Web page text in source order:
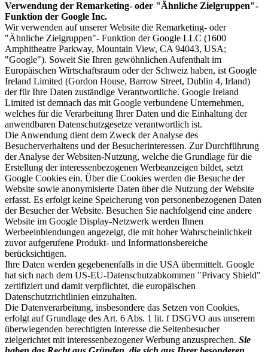
Verwendung der Remarketing- oder "Ähnliche Zielgruppen"-
Funktion der Google Inc.
Wir verwenden auf unserer Website die Remarketing- oder
"Ähnliche Zielgruppen"- Funktion der Google LLC (1600
Amphitheatre Parkway, Mountain View, CA 94043, USA;
"Google"). Soweit Sie Ihren gewöhnlichen Aufenthalt im
Europäischen Wirtschaftsraum oder der Schweiz haben, ist Google
Ireland Limited (Gordon House, Barrow Street, Dublin 4, Irland)
der für Ihre Daten zuständige Verantwortliche. Google Ireland
Limited ist demnach das mit Google verbundene Unternehmen,
welches für die Verarbeitung Ihrer Daten und die Einhaltung der
anwendbaren Datenschutzgesetze verantwortlich ist.
Die Anwendung dient dem Zweck der Analyse des
Besucherverhaltens und der Besucherinteressen. Zur Durchführung
der Analyse der Websiten-Nutzung, welche die Grundlage für die
Erstellung der interessenbezogenen Werbeanzeigen bildet, setzt
Google Cookies ein. Über die Cookies werden die Besuche der
Website sowie anonymisierte Daten über die Nutzung der Website
erfasst. Es erfolgt keine Speicherung von personenbezogenen Daten
der Besucher der Website. Besuchen Sie nachfolgend eine andere
Website im Google Display-Netzwerk werden Ihnen
Werbeeinblendungen angezeigt, die mit hoher Wahrscheinlichkeit
zuvor aufgerufene Produkt- und Informationsbereiche
berücksichtigen.
Ihre Daten werden gegebenenfalls in die USA übermittelt. Google
hat sich nach dem US-EU-Datenschutzabkommen "Privacy Shield"
zertifiziert und damit verpflichtet, die europäischen
Datenschutzrichtlinien einzuhalten.
Die Datenverarbeitung, insbesondere das Setzen von Cookies,
erfolgt auf Grundlage des Art. 6 Abs. 1 lit. f DSGVO aus unserem
überwiegenden berechtigten Interesse die Seitenbesucher
zielgerichtet mit interessenbezogener Werbung anzusprechen. Sie